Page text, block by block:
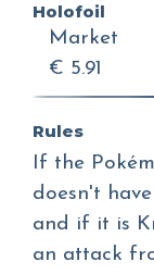
Holofoil
Market
€ 5.91
Rules
If the
doesn't
and if it is
an attack